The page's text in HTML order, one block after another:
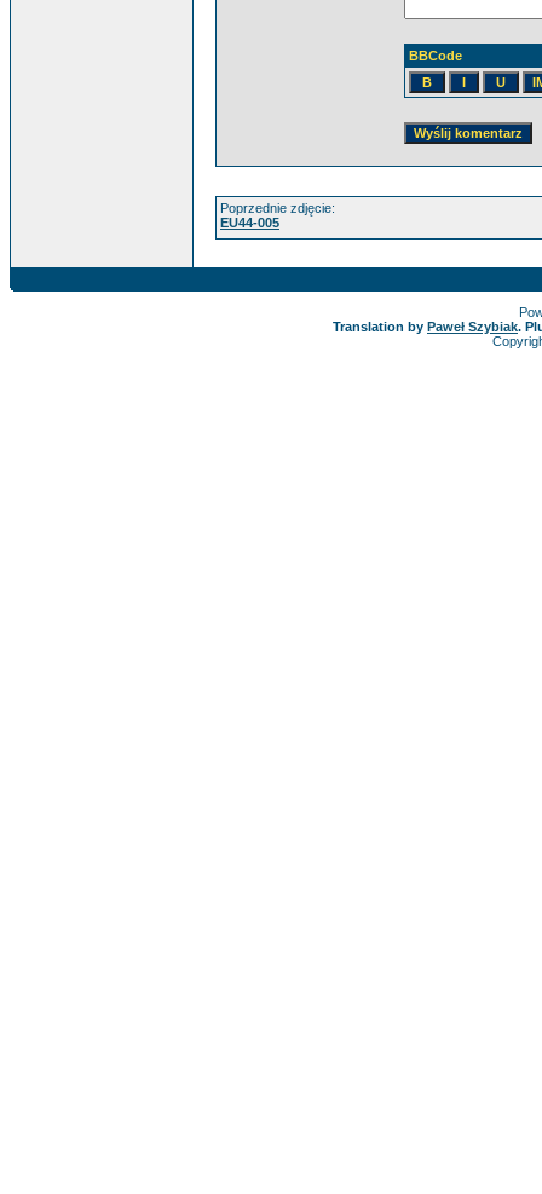
BBCode
Poprzednie zdjęcie:
EU44-005
Translation by Paweł Szybiak.